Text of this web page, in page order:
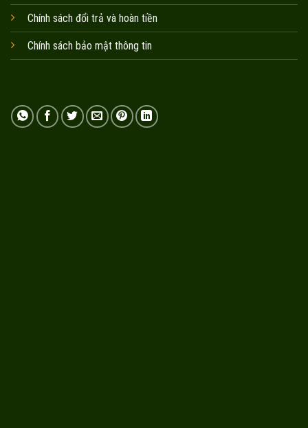
Chính sách đổi trả và hoàn tiền
Chính sách bảo mật thông tin